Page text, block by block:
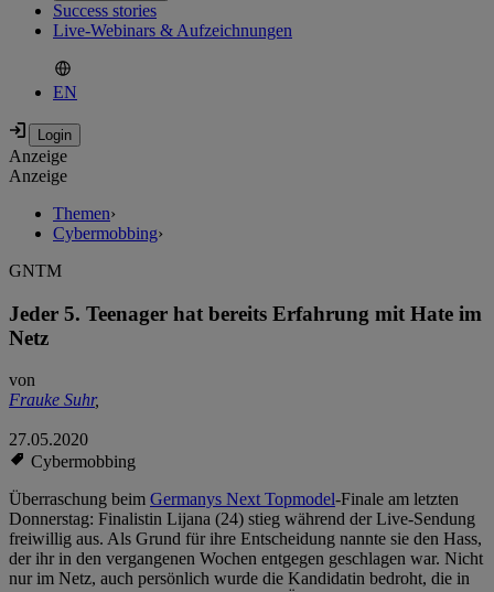
Success stories
Live-Webinars & Aufzeichnungen
EN
Anzeige
Anzeige
Themen›
Cybermobbing›
GNTM
Jeder 5. Teenager hat bereits Erfahrung mit Hate im
Netz
von
Frauke Suhr,
27.05.2020
Cybermobbing
Überraschung beim Germanys Next Topmodel-Finale am letzten
Donnerstag: Finalistin Lijana (24) stieg während der Live-Sendung
freiwillig aus. Als Grund für ihre Entscheidung nannte sie den Hass,
der ihr in den vergangenen Wochen entgegen geschlagen war. Nicht
nur im Netz, auch persönlich wurde die Kandidatin bedroht, die in